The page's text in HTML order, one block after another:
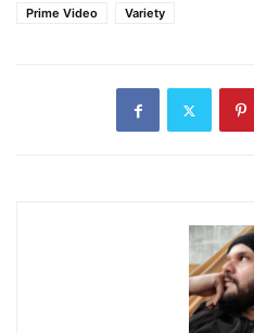
Prime Video
Variety